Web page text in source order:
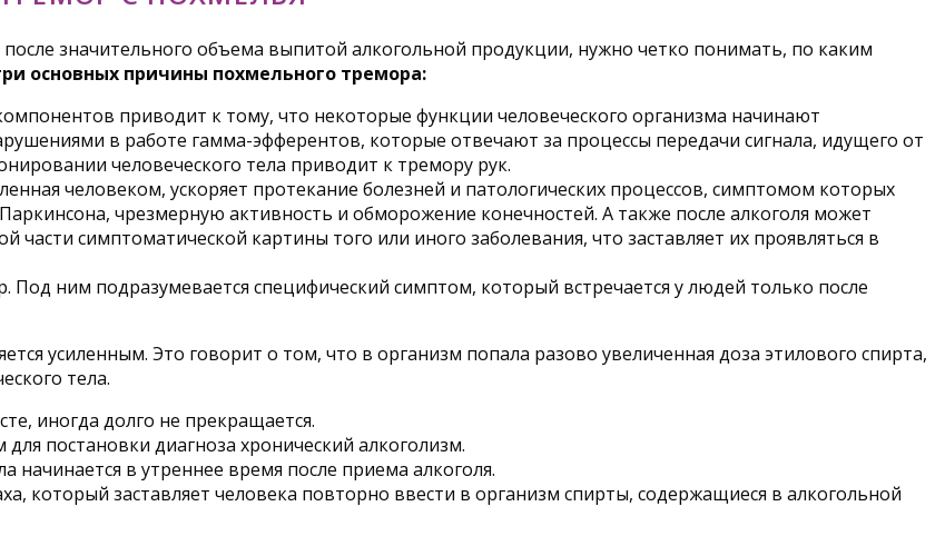
значительного объема выпитой алкогольной продукции, нужно четко понимать, по каким
основных причины похмельного тремора:
приводит к тому, что некоторые функции человеческого организма начинают
в работе гамма-эфферентов, которые отвечают за процессы передачи сигнала, идущего от
человеческого тела приводит к тремору рук.
человеком, ускоряет протекание болезней и патологических процессов, симптомом которых
чрезмерную активность и обморожение конечностей. А также после алкоголя может
симптоматической картины того или иного заболевания, что заставляет их проявляться в
ним подразумевается специфический симптом, который встречается у людей только после
усиленным. Это говорит о том, что в организм попала разово увеличенная доза этилового спирта,
тела.
иногда долго не прекращается.
постановки диагноза хронический алкоголизм.
начинается в утреннее время после приема алкоголя.
который заставляет человека повторно ввести в организм спирты, содержащиеся в алкогольной